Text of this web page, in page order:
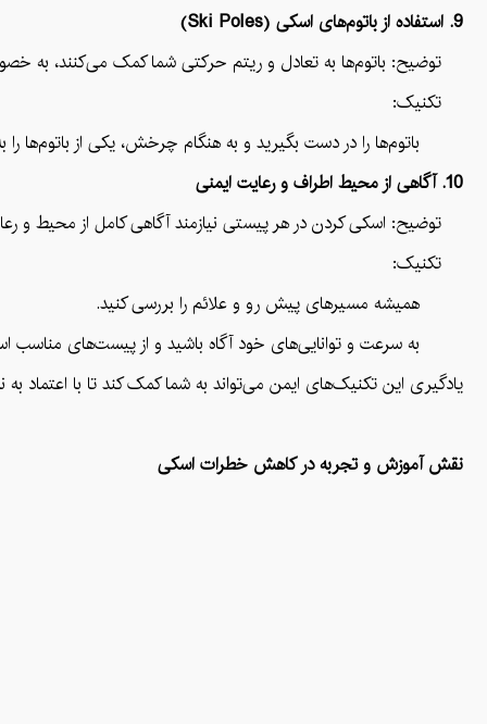
9. استفاده از باتوم‌های اسکی (Ski Poles)
توضیح: باتوم‌ها به تعادل و ریتم حرکتی شما کمک می‌کنند، به
تکنیک:
باتوم‌ها را در دست بگیرید و به هنگام چرخش، یکی از باتوم‌ها را
10. آگاهی از محیط اطراف و رعایت ایمنی
توضیح: اسکی کردن در هر پیستی نیازمند آگاهی کامل از محیط و
تکنیک:
همیشه مسیرهای پیش رو و علائم را بررسی کنید.
به سرعت و توانایی‌های خود آگاه باشید و از پیست‌های مناسب
یادگیری این تکنیک‌های ایمن می‌تواند به شما کمک کند تا با
نقش آموزش و تجربه در کاهش خطرات اسکی